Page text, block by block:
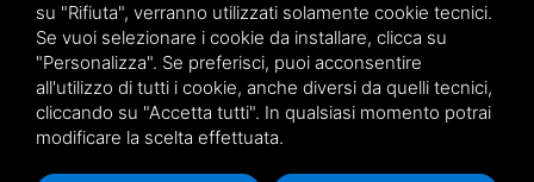
Copyrights – 2026 Raggio Verde Incoming Italy by Raggio
Verde Incoming Italy di Nagliati dott.ssa Ilaria –
Deltacommerce srlAll rights reserved.
Partita IVA 01428530388 - C.F NGLLRI66L56D548L - Numero
REA - Camera di Commercio Ferrara 166627/1998 Licenza
agenzia di viaggio: autorizzazione Provincia di Ferrara n.
102131 del 02 Dicembre 2008 -
Sitemap - Privacy Legal
su "Rifiuta", verranno utilizzati solamente cookie tecnici.
Se vuoi selezionare i cookie da installare, clicca su
"Personalizza". Se preferisci, puoi acconsentire
all'utilizzo di tutti i cookie, anche diversi da quelli tecnici,
cliccando su "Accetta tutti". In qualsiasi momento potrai
modificare la scelta effettuata.